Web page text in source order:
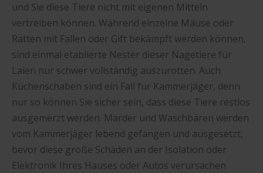
und Sie diese Tiere nicht mit eigenen Mitteln
vertreiben können. Während einzelne Mäuse oder
Ratten mit Fallen oder Gift bekämpft werden können,
sind einmal etablierte Nester dieser Nagetiere für
Laien nur schwer vollständig auszurotten. Auch
Küchenschaben sind ein Fall für Kammerjäger, denn
nur so können Sie sicher sein, dass diese Tiere restlos
ausgemerzt werden. Marder und Waschbären werden
vom Kammerjäger lebend gefangen und ausgesetzt,
bevor diese große Schäden an der Isolation oder
Elektronik Ihres Hauses oder Autos verursachen